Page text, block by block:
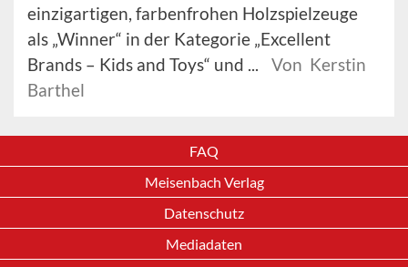
einzigartigen, farbenfrohen Holzspielzeuge
als „Winner“ in der Kategorie „Excellent
Brands – Kids and Toys“ und ...
Von Kerstin
Barthel
FAQ
Meisenbach Verlag
Datenschutz
Mediadaten